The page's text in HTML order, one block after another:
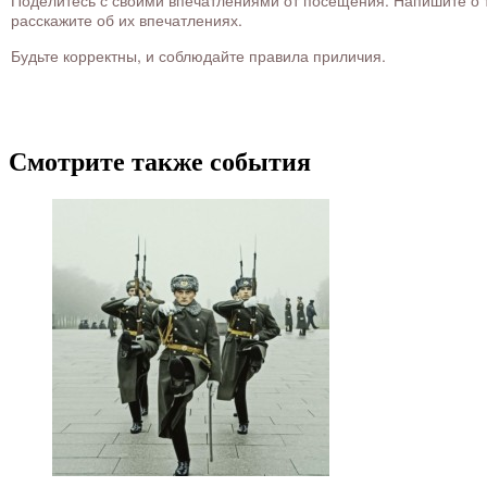
расскажите об их впечатлениях.
Будьте корректны, и соблюдайте правила приличия.
Смотрите также события